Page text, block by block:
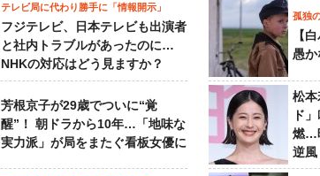
テレビ局に代わり勝手に「情報開示」
フジテレビ、日本テレビも出演者
と社内トラブルがあったのに…
NHKの対応はどう見ますか？
孤独
【
愚
芳根京子が29歳でついに“覚
醒”！ 朝ドラから10年…「地味な
実力派」が局をまたぐ看板女優に
松本
ド
燃…
逆風